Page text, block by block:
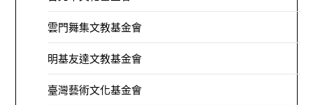
雲門舞集文教基金會
明基友達文教基金會
臺灣藝術文化基金會